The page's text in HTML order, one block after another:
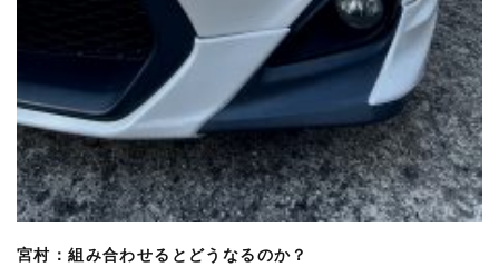
宮村：組み合わせるとどうなるのか？